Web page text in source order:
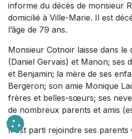
informe du décès de monsieur
domicilié à Ville-Marie. Il est
l’âge de 79 ans.
Monsieur Cotnoir laisse dans le
(Daniel Gervais) et Manon; ses
et Benjamin; la mère de ses
Bergeron; son amie Monique
frères et belles-sœurs; ses
de nombreux parents et amis
Il est parti rejoindre ses parents